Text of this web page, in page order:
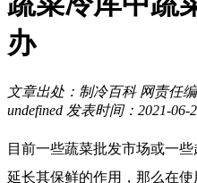
办
文章出处：制冷百科 网责任
undefined 发表时间：2021-06-
目前一些蔬菜批发市场或一
延长其保鲜的作用，那么在